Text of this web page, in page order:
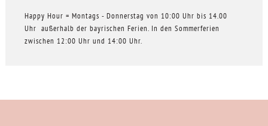
Happy Hour = Montags - Donnerstag von 10:00 Uhr bis 14.00
Uhr außerhalb der bayrischen Ferien. In den Sommerferien
zwischen 12:00 Uhr und 14:00 Uhr.